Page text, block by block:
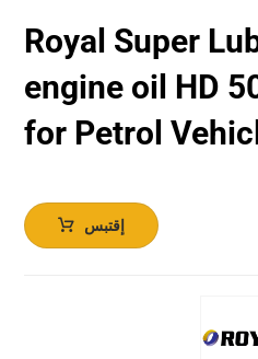
Royal Super
engine oil HD
for Petrol
إقتبس